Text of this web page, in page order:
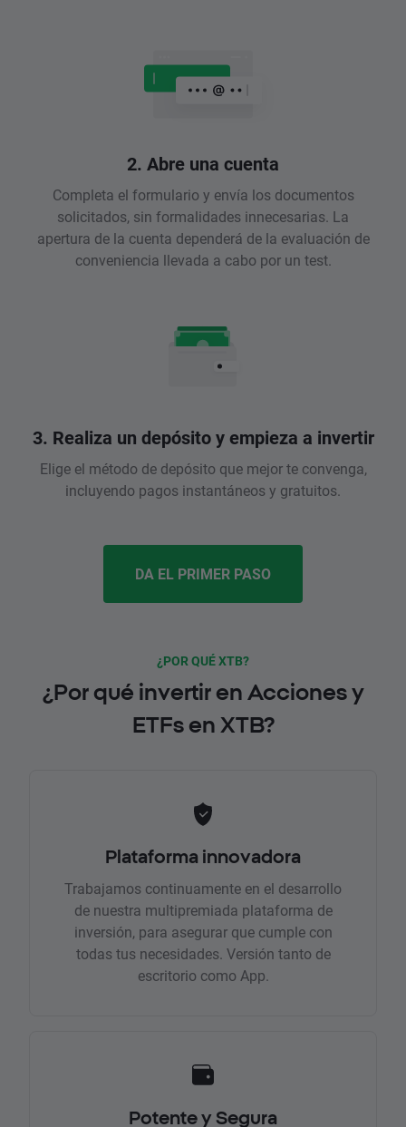
2. Abre una cuenta
Completa el formulario y envía los documentos
solicitados, sin formalidades innecesarias. La
apertura de la cuenta dependerá de la evaluación de
conveniencia llevada a cabo por un test.
3. Realiza un depósito y empieza a invertir
Elige el método de depósito que mejor te convenga,
incluyendo pagos instantáneos y gratuitos.
DA EL PRIMER PASO
¿POR QUÉ XTB?
¿Por qué invertir en Acciones y
ETFs en XTB?
Plataforma innovadora
Trabajamos continuamente en el desarrollo
de nuestra multipremiada plataforma de
inversión, para asegurar que cumple con
todas tus necesidades. Versión tanto de
escritorio como App.
Potente y Segura